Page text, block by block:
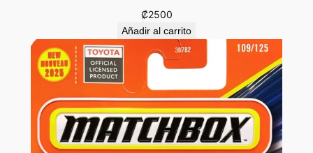
₡2500
Añadir al carrito